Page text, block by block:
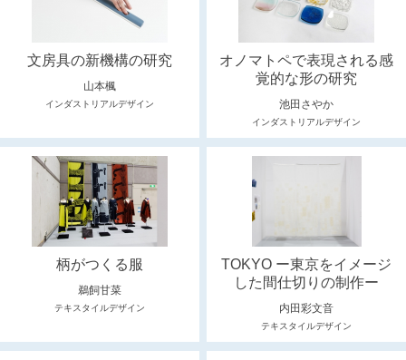
文房具の新機構の研究
山本楓
インダストリアルデザイン
オノマトペで表現される感
覚的な形の研究
池田さやか
インダストリアルデザイン
柄がつくる服
鵜飼甘菜
テキスタイルデザイン
TOKYO ー東京をイメージ
した間仕切りの制作ー
内田彩文音
テキスタイルデザイン